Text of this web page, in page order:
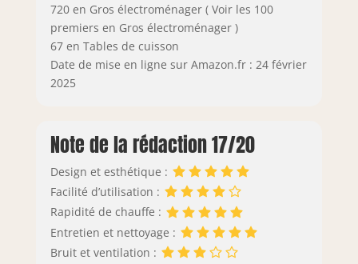
720 en Gros électroménager ( Voir les 100
premiers en Gros électroménager )
67 en Tables de cuisson
Date de mise en ligne sur Amazon.fr : 24 février
2025
Note de la rédaction 17/20
Design et esthétique :
Facilité d’utilisation :
Rapidité de chauffe :
Entretien et nettoyage :
Bruit et ventilation :